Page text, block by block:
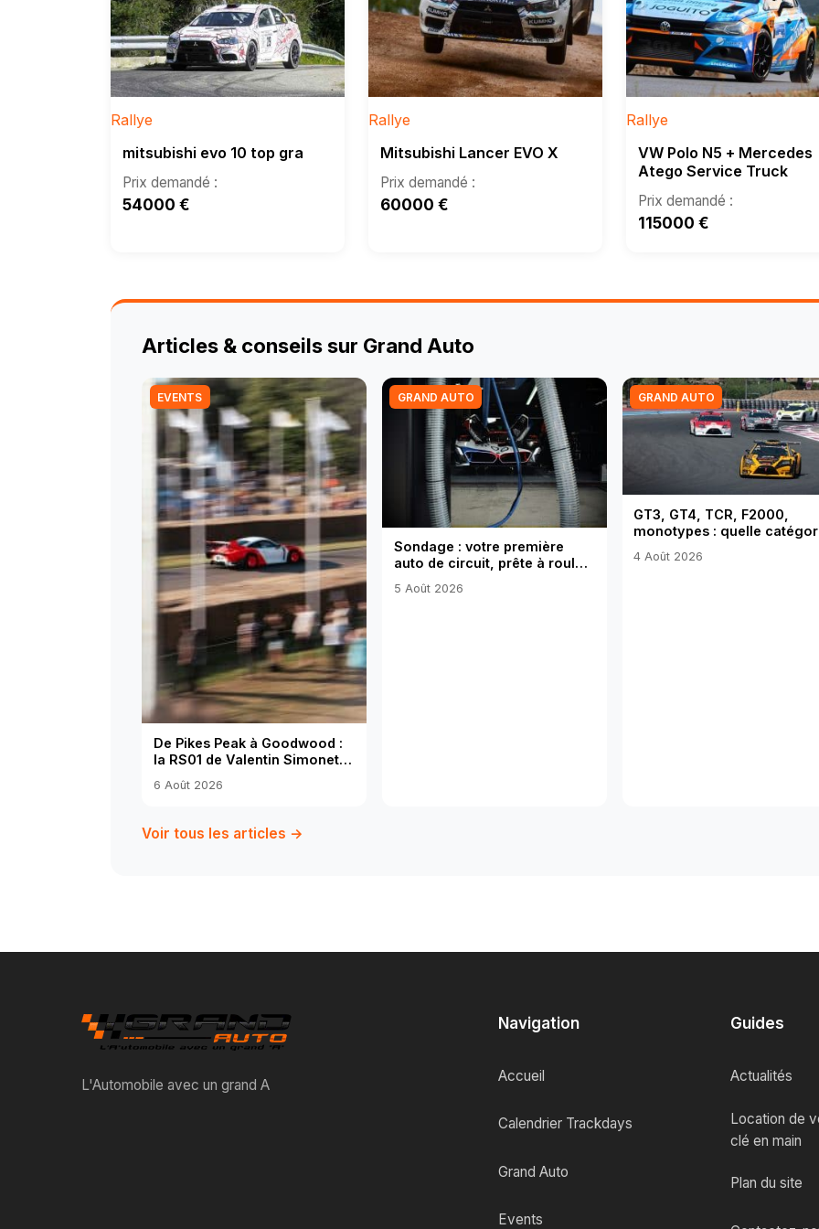
Rallye
mitsubishi evo 10 top gra
54000 €
Rallye
Mitsubishi Lancer EVO X
60000 €
Rallye
VW Polo N5 + Mercedes
Atego Service Truck
115000 €
Articles & conseils sur Grand Auto
EVENTS
De Pikes Peak à Goodwood :
la RS01 de Valentin Simonet
6 Août 2026
GRAND AUTO
Sondage : votre première
auto de circuit, prête à rouler
5 Août 2026
GRAND AUTO
GT3, GT4, TCR, F2000,
monotypes : quelle
4 Août 2026
Voir tous les articles →
L'Automobile avec un grand A
Navigation
Accueil
Calendrier Trackdays
Grand Auto
Events
Guides
Actualités
Location de
clé en main
Plan du site